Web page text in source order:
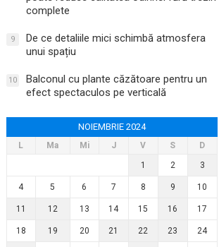
complete
9
De ce detaliile mici schimbă atmosfera
unui spațiu
10
Balconul cu plante căzătoare pentru un
efect spectaculos pe verticală
NOIEMBRIE 2024
L Ma Mi J V S
D
1
2 3
4 5 6 7 8 9 10
11 12 13 14 15 16 17
18 19 20 21 22 23 24